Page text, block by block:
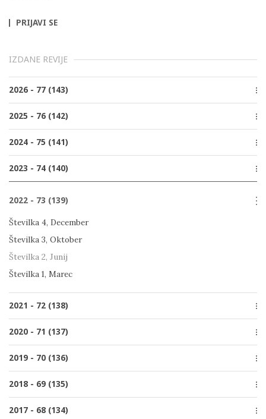
PRIJAVI SE
IZDANE REVIJE
2026 - 77 (143)
2025 - 76 (142)
Številka 2, Junij
2024 - 75 (141)
Številka 2, Junij
2023 - 74 (140)
Številka 3, Oktober
Številka 2, Junij
Številka 1, Marec
2022 - 73 (139)
Številka 4, December
Številka 3, Oktober
Številka 2, Junij
Številka 1, Marec
2021 - 72 (138)
Številka 3, Oktober
2020 - 71 (137)
Številka 2, Junij
2019 - 70 (136)
Številka 2, Junij
2018 - 69 (135)
2017 - 68 (134)